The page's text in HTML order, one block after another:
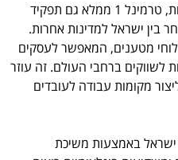
בנוסף לתמיכה בענף התיירות, טרמינל 1 ממלא גם תפקיד
בין ישראל למדינות אחרות.
מטענים, המאפשר לעסקים
לשווקים ברחבי העולם. זה עוזר
מקומות עבודה לעובדים
ישראל באמצעות משיכת